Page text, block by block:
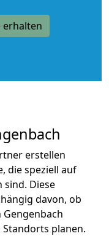
erhalten
erstellen
die speziell auf
Diese
davon, ob
planen.